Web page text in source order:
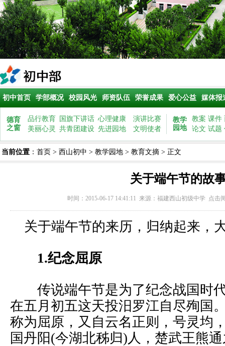
初中首页 学部概况 校园风光 师资队伍 荣誉成果 爱心公益 媒体报
德育
之窗
品行教育 国旗下讲话 心理健康
演讲比赛
美丽心灵 共青团建设 先进园地 文明使者
教学
园地
教案 课件
论文 试题
当前位置 ： 首页 > 西山初中 > 教学园地 > 教育文摘 > 正文
关于端午节的故
时间：2015-06-17 14:41:11 来源： 福建西山初级中学 点击
关于端午节的来历，归纳起来，
1.纪念屈原
传说端午节是为了纪念战国时
在五月初五这天投汨罗江自尽殉国
称为屈原，又自云名正则，号灵均
国丹阳(今湖北秭归)人，楚武王熊